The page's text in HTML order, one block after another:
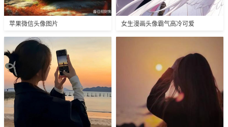
苹果微信头像图片 女生漫画头像霸气高冷可爱